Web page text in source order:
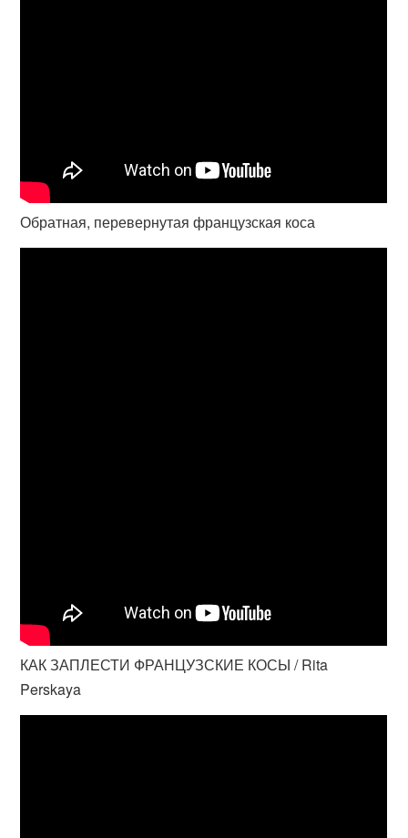
Обратная, перевернутая французская коса
КАК ЗАПЛЕСТИ ФРАНЦУЗСКИЕ КОСЫ / Rita
Perskaya